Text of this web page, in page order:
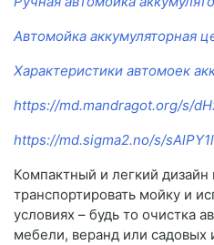
Автомойка аккумуляторная
Характеристики автомоек
https://md.mandragot.org/s/
https://md.sigma2.no/s/
Компактный и легкий дизайн
транспортировать мойку и
условиях – будь то очистка
мебели, веранд или садовых